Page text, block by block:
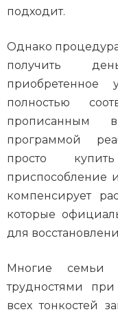
подходит.
Однако
получить
приобретенное
полностью
прописанным
программой
просто
приспособление
компенсирует
которые
для
Многие семьи
трудностями
всех тонкостей